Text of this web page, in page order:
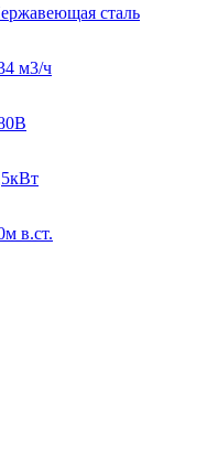
сталь
м3/ч
в.ст.